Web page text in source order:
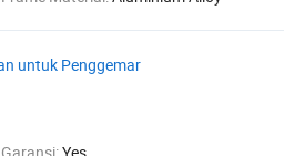
untuk Penggemar